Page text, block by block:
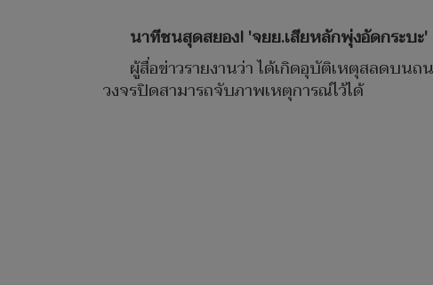
นาทีชนสุดสยอง! 'จยย.เสียหลักพุ่งอัดกระบ
ผู้สื่อข่าวรายงานว่า ได้เกิดอุบัติเหตุสลดบน
วงจรปิดสามารถจับภาพเหตุการณ์ไว้ได้